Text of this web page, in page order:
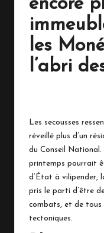
encore
les
l’abri
Les secousses
réveillé plus d’un
du Conseil National.
printemps pourrait
d’État à vilipender,
pris le parti d’être
combats, et de
tectoniques.